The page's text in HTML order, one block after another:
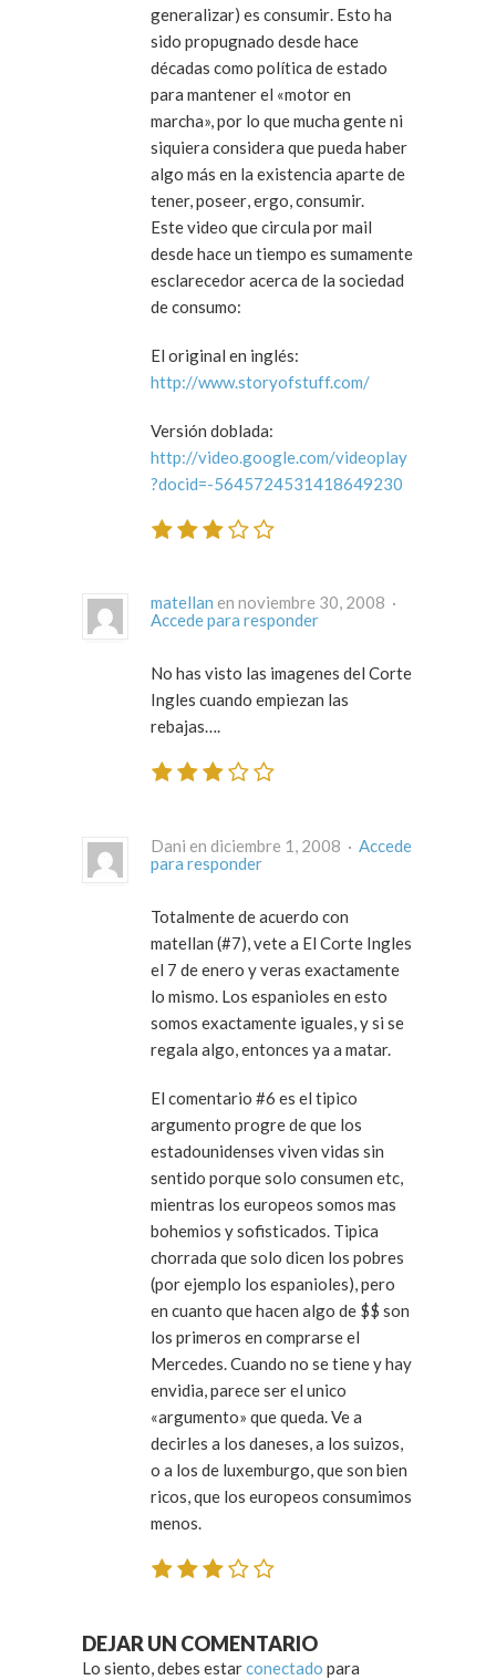
generalizar) es consumir. Esto ha
sido propugnado desde hace
décadas como política de estado
para mantener el «motor en
marcha», por lo que mucha gente ni
siquiera considera que pueda haber
algo más en la existencia aparte de
tener, poseer, ergo, consumir.
Este video que circula por mail
desde hace un tiempo es sumamente
esclarecedor acerca de la sociedad
de consumo:
El original en inglés:
http://www.storyofstuff.com/
Versión doblada:
http://video.google.com/videoplay
?docid=-5645724531418649230
matellan
en noviembre 30, 2008 ·
Accede para responder
No has visto las imagenes del Corte
Ingles cuando empiezan las
rebajas….
Dani en diciembre 1, 2008 · Accede
para responder
Totalmente de acuerdo con
matellan (#7), vete a El Corte Ingles
el 7 de enero y veras exactamente
lo mismo. Los espanioles en esto
somos exactamente iguales, y si se
regala algo, entonces ya a matar.
El comentario #6 es el tipico
argumento progre de que los
estadounidenses viven vidas sin
sentido porque solo consumen etc,
mientras los europeos somos mas
bohemios y sofisticados. Tipica
chorrada que solo dicen los pobres
(por ejemplo los espanioles), pero
en cuanto que hacen algo de $$ son
los primeros en comprarse el
Mercedes. Cuando no se tiene y hay
envidia, parece ser el unico
«argumento» que queda. Ve a
decirles a los daneses, a los suizos,
o a los de luxemburgo, que son bien
ricos, que los europeos consumimos
menos.
DEJAR UN COMENTARIO
Lo siento, debes estarconectado para